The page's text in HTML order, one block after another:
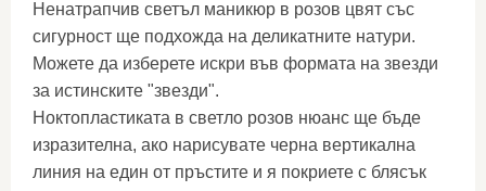
Ненатрапчив светъл маникюр в розов цвят със
сигурност ще подхожда на деликатните натури.
Можете да изберете искри във формата на звезди
за истинските "звезди".
Ноктопластиката в светло розов нюанс ще бъде
изразителна, ако нарисувате черна вертикална
линия на един от пръстите и я покриете с блясък